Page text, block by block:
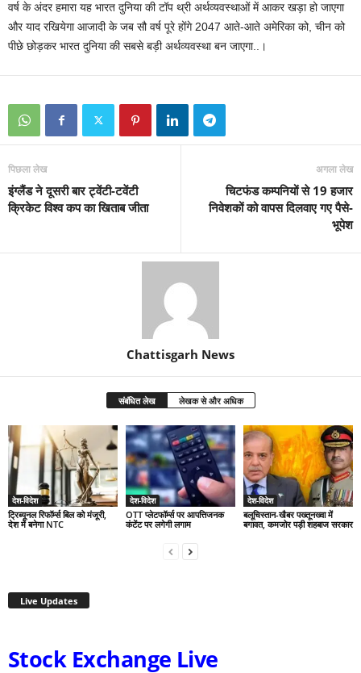
वर्ष के अंदर हमारा यह भारत दुनिया की टॉप थ्री अर्थव्‍यवस्‍थाओं में आकर खड़ा हो जाएगा
और याद रखियेगा आजादी के जब सौ वर्ष पूरे होंगे 2047 आते-आते अमेरिका को, चीन को
पीछे छोड़कर भारत दुनिया की सबसे बड़ी अर्थव्‍यवस्‍था बन जाएगा..।
पिछला लेख
इंग्लैंड ने दूसरी बार ट्वेंटी-टवेंटी
क्रिकेट विश्व कप का खिताब जीता
अगला लेख
चिटफंड कम्पनियों से 19 हजार
निवेशकों को वापस दिलवाए गए पैसे-
भूपेश
Chattisgarh News
संबंधित लेख लेखक से और अधिक
देश-विदेश
ट्रिब्यूनल रिफॉर्म्स बिल को मंजूरी,
देश में बनेगा NTC
देश-विदेश
OTT प्लेटफॉर्म्स पर आपत्तिजनक
कंटेंट पर लगेगी लगाम
देश-विदेश
बलूचिस्तान-खैबर पख्तूनख्वा में
बगावत, कमजोर पड़ी शहबाज सरकार
Live Updates
Stock Exchange Live